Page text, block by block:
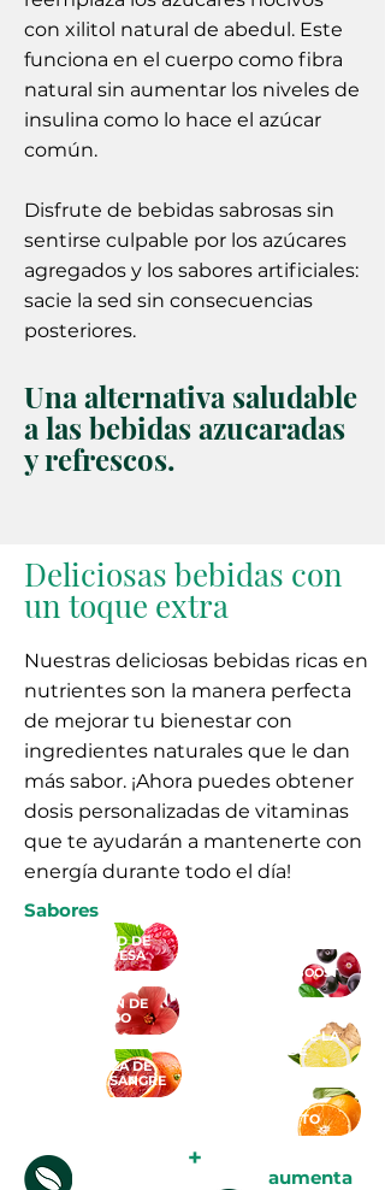
con xilitol natural de abedul. Este
funciona en el cuerpo como fibra
natural sin aumentar los niveles de
insulina como lo hace el azúcar
común.
Disfrute de bebidas sabrosas sin
sentirse culpable por los azúcares
agregados y los sabores artificiales:
sacie la sed sin consecuencias
posteriores.
Una alternativa saludable
a las bebidas azucaradas
y refrescos.
Deliciosas bebidas con
un toque extra
Nuestras deliciosas bebidas ricas en
nutrientes son la manera perfecta
de mejorar tu bienestar con
ingredientes naturales que le dan
más sabor. ¡Ahora puedes obtener
dosis personalizadas de vitaminas
que te ayudarán a mantenerte con
energía durante todo el día!
Sabores
FELICIDAD DE
FRAMBUESA
INFUSIÓN DE
HIBISCO
CALABAZA DE
NARANJA SANGRE
MORNING BOOST
ENFOQUE DE LA
TARDE
TÓNICO
CHINOTTO
+
aumenta